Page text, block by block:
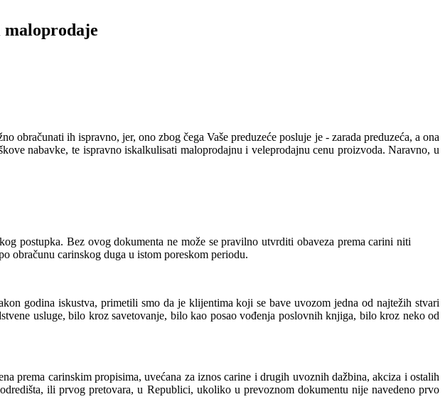
maloprodaje
ih ispravno, jer, ono zbog čega Vaše preduzeće posluje je - zarada preduzeća, a ona
nabavke, te ispravno iskalkulisati maloprodajnu i veleprodajnu cenu proizvoda. Naravno, u
postupka. Bez ovog dokumenta ne može se pravilno utvrditi obaveza prema carini niti
obračunu carinskog duga u istom poreskom periodu.
godina iskustva, primetili smo da je klijentima koji se bave uvozom jedna od najtežih stvari
usluge, bilo kroz savetovanje, bilo kao posao vođenja poslovnih knjiga, bilo kroz neko od
prema carinskim propisima, uvećana za iznos carine i drugih uvoznih dažbina, akciza i ostalih
ili prvog pretovara, u Republici, ukoliko u prevoznom dokumentu nije navedeno prvo